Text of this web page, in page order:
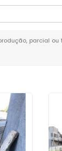
parcial